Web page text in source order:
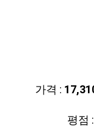
가격 :
평점